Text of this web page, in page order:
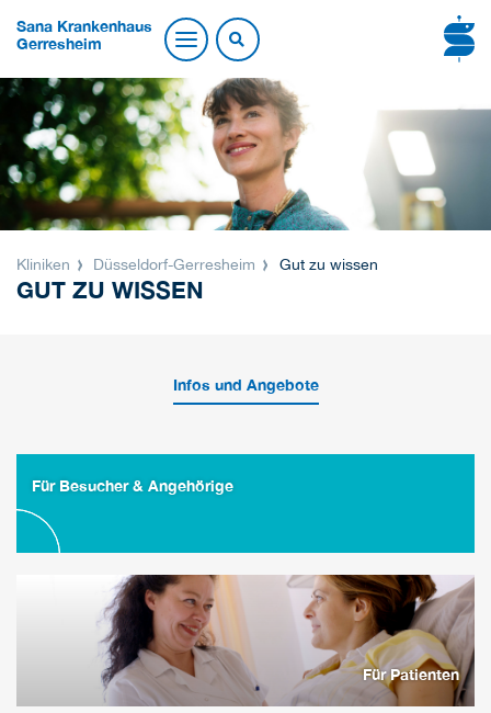
Sana Krankenhaus
Gerresheim
Kliniken Düsseldorf-Gerresheim Gut zu wissen
GUT ZU WISSEN
Infos und Angebote
Für Besucher & Angehörige
Für Patienten